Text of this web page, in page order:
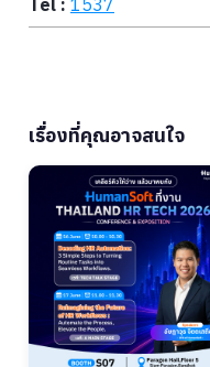
เรื่องที่คุณอาจสนใจ